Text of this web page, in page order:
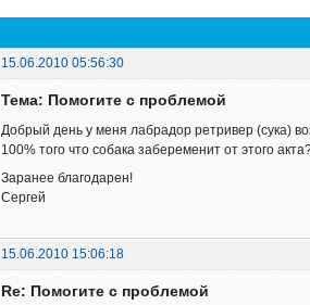
15.06.2010 05:56:30
Тема: Помогите с проблемой
Добрый день у меня лабрадор ретривер (сука)
100% того что собака забеременит от этого
Заранее благодарен!
Сергей
15.06.2010 15:06:18
Re: Помогите с проблемой